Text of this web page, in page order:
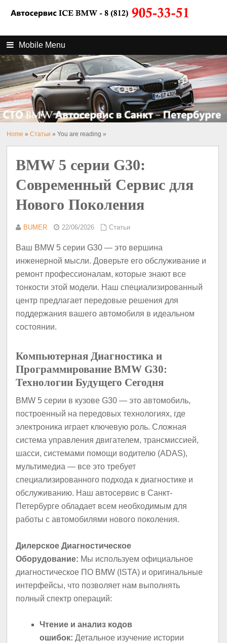
Mobile Menu
Home »Статьи » You are reading »
BMW 5 серии G30:
Современный Сервис для
Нового Поколения
BUMER 22/06/2026 Статьи
Ваш BMW 5 серии G30 — это вершина
инженерной мысли. Доверьте его обслуживание и
ремонт профессионалам, которые знают все
тонкости этой модели. Наш специализированный
центр предлагает передовые решения для
поддержания вашего автомобиля в идеальном
состоянии.
Компьютерная Диагностика и
Программирование BMW G30:
Технологии Будущего Сегодня
BMW 5 серии в кузове G30 — это автомобиль,
построенный на передовых технологиях, где
электроника играет ключевую роль. Сложная
система управления двигателем, трансмиссией,
шасси, системами помощи водителю (ADAS),
мультимедиа — все это требует
специализированного подхода к диагностике и
обслуживанию. Наш автосервис в Санкт-
Петербурге обладает всем необходимым для
работы с автомобилями нового поколения.
Дилерское Диагностическое
Оборудование: Мы используем официальное
диагностическое ПО BMW (ISTA) и оригинальные
интерфейсы, что позволяет нам выполнять
полный спектр операций:
Чтение и анализ кодов
ошибок: Детальное изучение истории